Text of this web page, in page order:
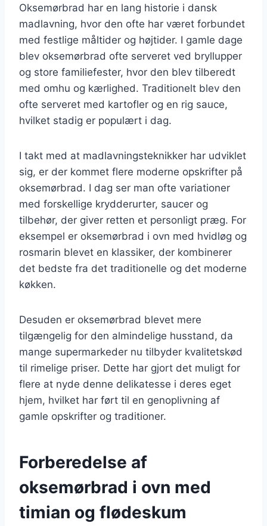
Oksemørbrad har en lang historie i dansk
madlavning, hvor den ofte har været forbundet
med festlige måltider og højtider. I gamle dage
blev oksemørbrad ofte serveret ved bryllupper
og store familiefester, hvor den blev tilberedt
med omhu og kærlighed. Traditionelt blev den
ofte serveret med kartofler og en rig sauce,
hvilket stadig er populært i dag.
I takt med at madlavningsteknikker har udviklet
sig, er der kommet flere moderne opskrifter på
oksemørbrad. I dag ser man ofte variationer
med forskellige krydderurter, saucer og
tilbehør, der giver retten et personligt præg. For
eksempel er oksemørbrad i ovn med hvidløg og
rosmarin blevet en klassiker, der kombinerer
det bedste fra det traditionelle og det moderne
køkken.
Desuden er oksemørbrad blevet mere
tilgængelig for den almindelige husstand, da
mange supermarkeder nu tilbyder kvalitetskød
til rimelige priser. Dette har gjort det muligt for
flere at nyde denne delikatesse i deres eget
hjem, hvilket har ført til en genoplivning af
gamle opskrifter og traditioner.
Forberedelse af
oksemørbrad i ovn med
timian og flødeskum